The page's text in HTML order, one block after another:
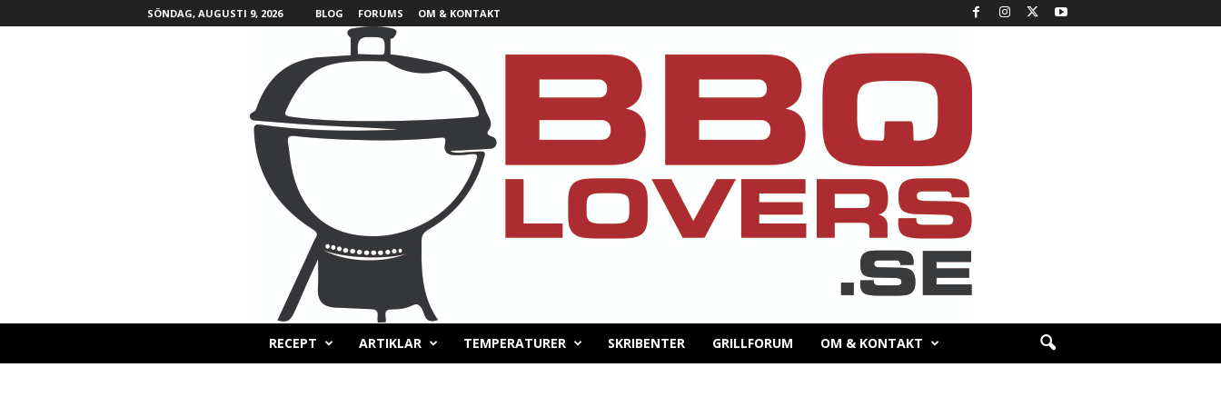
SÖNDAG, AUGUSTI 9, 2026 BLOG FORUMS OM & KONTAKT
RECEPT ARTIKLAR TEMPERATURER SKRIBENTER GRILLFORUM OM & KONTAKT